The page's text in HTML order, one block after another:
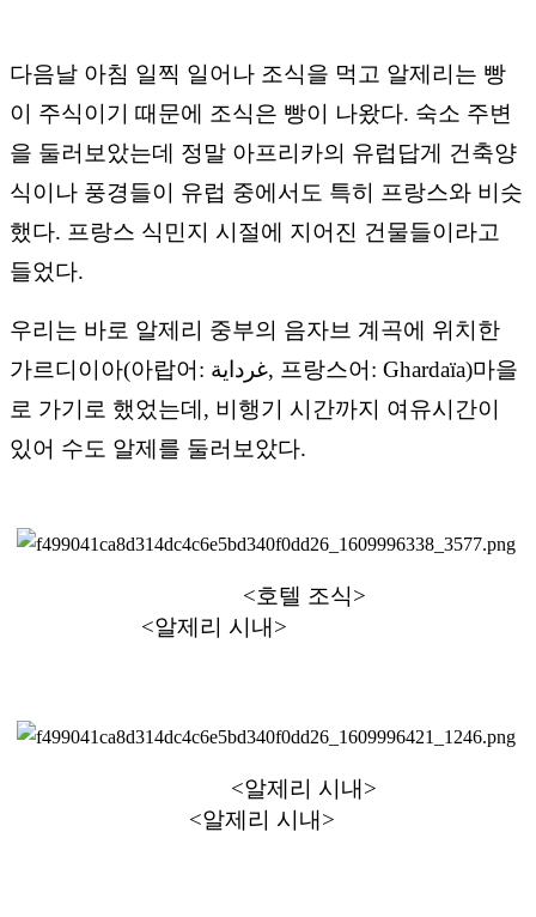
다음날 아침 일찍 일어나 조식을 먹고 알제리는 빵
이 주식이기 때문에 조식은 빵이 나왔다. 숙소 주변
을 둘러보았는데 정말 아프리카의 유럽답게 건축양
식이나 풍경들이 유럽 중에서도 특히 프랑스와 비슷
했다. 프랑스 식민지 시절에 지어진 건물들이라고
들었다.
우리는 바로 알제리 중부의 음자브 계곡에 위치한
가르디이아(아랍어: غرداية, 프랑스어: Ghardaïa)마을
로 가기로 했었는데, 비행기 시간까지 여유시간이
있어 수도 알제를 둘러보았다.
<호텔 조식>
<알제리 시내>
<알제리 시내>
<알제리 시내>